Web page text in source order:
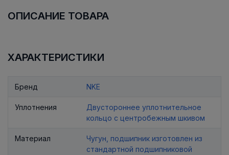
ОПИСАНИЕ ТОВАРА
ХАРАКТЕРИСТИКИ
Бренд NKE
Уплотнения
Двустороннее уплотнительное
кольцо с центробежным шкивом
Материал
Чугун, подшипник изготовлен из
стандартной подшипниковой